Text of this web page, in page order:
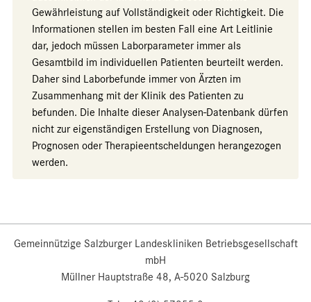
Gewährleistung auf Vollständigkeit oder Richtigkeit. Die
Informationen stellen im besten Fall eine Art Leitlinie
dar, jedoch müssen Laborparameter immer als
Gesamtbild im individuellen Patienten beurteilt werden.
Daher sind Laborbefunde immer von Ärzten im
Zusammenhang mit der Klinik des Patienten zu
befunden. Die Inhalte dieser Analysen-Datenbank dürfen
nicht zur eigenständigen Erstellung von Diagnosen,
Prognosen oder Therapieentscheldungen herangezogen
werden.
Gemeinnützige Salzburger Landeskliniken Betriebsgesellschaft
mbH
Müllner Hauptstraße 48, A-5020 Salzburg